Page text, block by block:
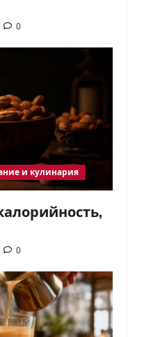
0
и кулинария
0